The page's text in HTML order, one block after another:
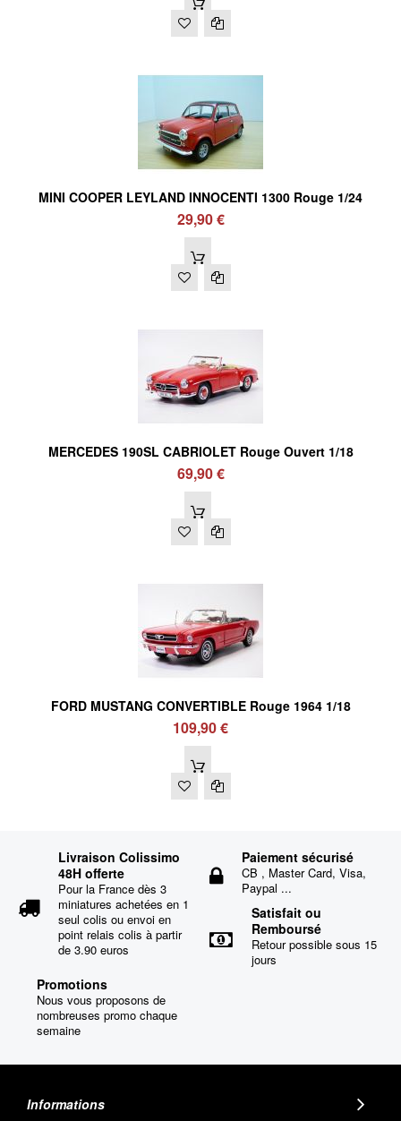
MINI COOPER LEYLAND INNOCENTI 1300 Rouge 1/24
29,90 €
MERCEDES 190SL CABRIOLET Rouge Ouvert 1/18
69,90 €
FORD MUSTANG CONVERTIBLE Rouge 1964 1/18
109,90 €
Livraison Colissimo
48H offerte
Pour la France dès 3
miniatures achetées en 1
seul colis ou envoi en
point relais colis à partir
de 3.90 euros
Paiement sécurisé
CB , Master Card, Visa,
Paypal ...
Satisfait ou
Remboursé
Retour possible sous 15
jours
Promotions
Nous vous proposons de
nombreuses promo chaque
semaine
Informations